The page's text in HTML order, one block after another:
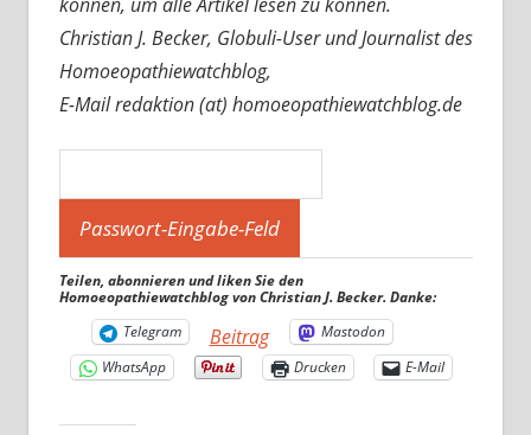
Christian J. Becker, Globuli-User und Journalist des
Homoeopathiewatchblog,
E-Mail redaktion (at) homoeopathiewatchblog.de
Teilen, abonnieren und liken Sie den
Homoeopathiewatchblog von Christian J. Becker. Danke:
Telegram
Beitrag
Mastodon
WhatsApp
Drucken E-Mail